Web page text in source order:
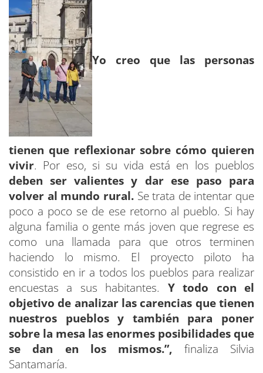
Yo creo que las personas
tienen que reflexionar sobre cómo quieren
vivir. Por eso, si su vida está en los pueblos
deben ser valientes y dar ese paso para
volver al mundo rural.Se trata de intentar que
poco a poco se de ese retorno al pueblo. Si hay
alguna familia o gente más joven que regrese es
como una llamada para que otros terminen
haciendo lo mismo. El proyecto piloto ha
consistido en ir a todos los pueblos para realizar
encuestas a sus habitantes. Y todo con el
objetivo de analizar las carencias que tienen
nuestros pueblos y también para poner
sobre la mesa las enormes posibilidades que
se dan en los mismos.”, finaliza Silvia
Santamaría.